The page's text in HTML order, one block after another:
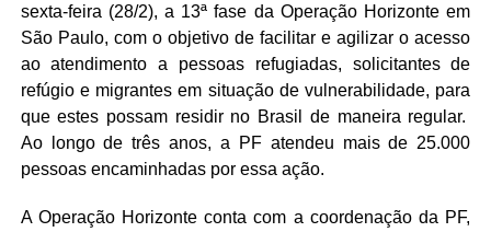
sexta-feira (28/2), a 13ª fase da Operação Horizonte em
São Paulo, com o objetivo de facilitar e agilizar o acesso
ao atendimento a pessoas refugiadas, solicitantes de
refúgio e migrantes em situação de vulnerabilidade, para
que estes possam residir no Brasil de maneira regular.
Ao longo de três anos, a PF atendeu mais de 25.000
pessoas encaminhadas por essa ação.
A Operação Horizonte conta com a coordenação da PF,